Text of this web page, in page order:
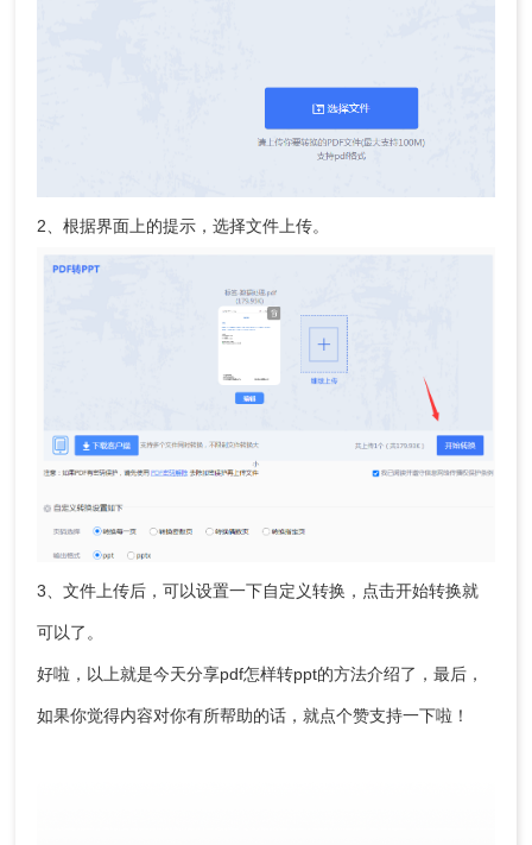
2、根据界面上的提示，选择文件上传。
3、文件上传后，可以设置一下自定义转换，点击开始转换就
可以了。
好啦，以上就是今天分享pdf怎样转ppt的方法介绍了，最后，
如果你觉得内容对你有所帮助的话，就点个赞支持一下啦！